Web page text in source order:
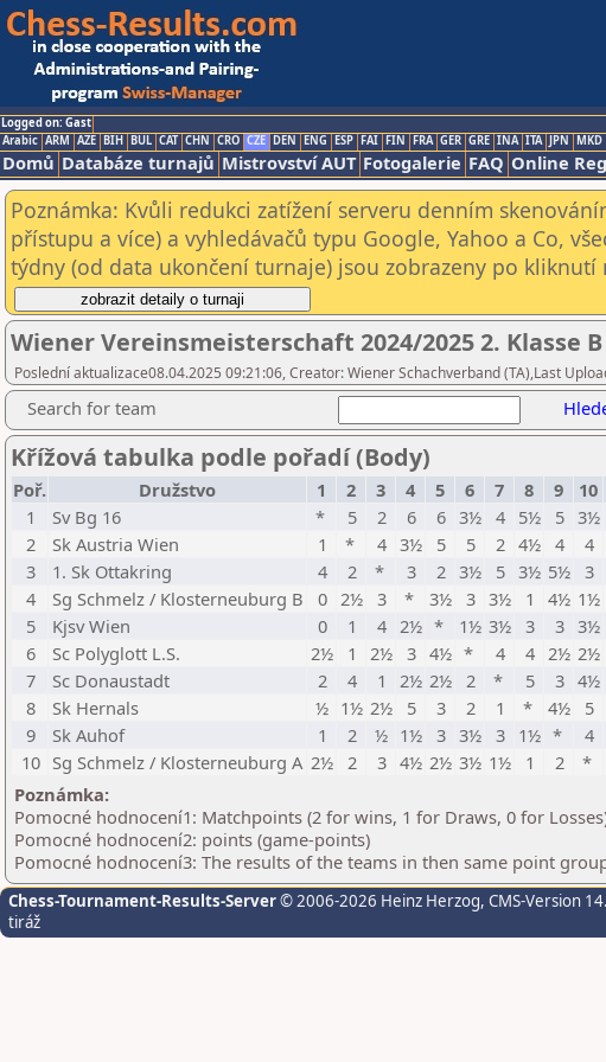
Logged on: Gast
Arabic ARM AZE BIH BUL CAT CHN CRO CZE DEN ENG ESP FAI FIN FRA GER GRE INA ITA JPN MKD
Domů Databáze turnajů Mistrovství AUT Fotogalerie FAQ Online
Poznámka: Kvůli redukci zatížení serveru denním
přístupu a více) a vyhledávačů typu Google, Yahoo a Co,
týdny (od data ukončení turnaje) jsou zobrazeny po kliknutí
Wiener Vereinsmeisterschaft 2024/2025 2. Klasse B
Poslední aktualizace08.04.2025 09:21:06, Creator: Wiener Schachverband (TA),Last
Search for team
Křížová tabulka podle pořadí (Body)
Poř. Družstvo 1 2 3 4 5 6 7 8 9 10
1
Sv Bg 16 * 5 2 6 6 3½ 4 5½ 5 3½
2
Sk Austria Wien 1 * 4 3½ 5 5 2 4½ 4 4
3
1. Sk Ottakring 4 2 * 3 2 3½ 5 3½ 5½ 3
4
Sg Schmelz / Klosterneuburg B 0 2½ 3 * 3½ 3 3½ 1 4½ 1½
5
Kjsv Wien 0 1 4 2½ * 1½ 3½ 3 3 3½
6
Sc Polyglott L.S. 2½ 1 2½ 3 4½ * 4 4 2½ 2½
7
Sc Donaustadt 2 4 1 2½ 2½ 2 * 5 3 4½
8
Sk Hernals ½ 1½ 2½ 5 3 2 1 * 4½ 5
9
Sk Auhof 1 2 ½ 1½ 3 3½ 3 1½ * 4
10 Sg Schmelz / Klosterneuburg A 2½ 2 3 4½ 2½ 3½ 1½ 1 2 *
Poznámka:
Pomocné hodnocení1: Matchpoints (2 for wins, 1 for Draws, 0 for
Pomocné hodnocení2: points (game-points)
Pomocné hodnocení3: The results of the teams in then same point
Chess-Tournament-Results-Server© 2006-2026 Heinz Herzog, CMS-Version
tiráž